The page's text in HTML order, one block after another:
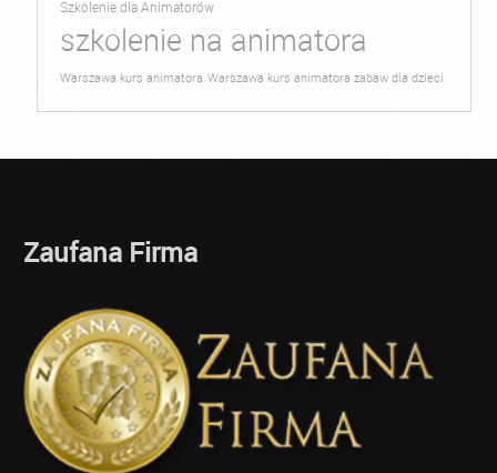
Szkolenie dla Animatorów
szkolenie na animatora
Warszawa kurs animatora Warszawa kurs animatora zabaw dla dzieci
Zaufana Firma